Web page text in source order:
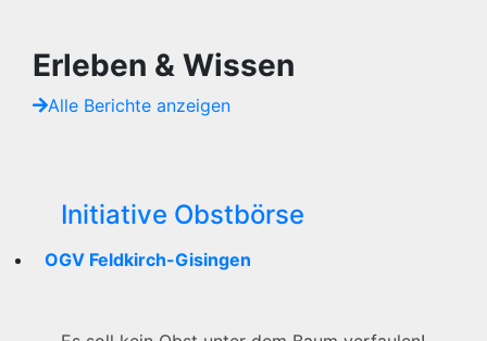
Erleben & Wissen
Alle Berichte anzeigen
Initiative Obstbörse
OGV Feldkirch-Gisingen